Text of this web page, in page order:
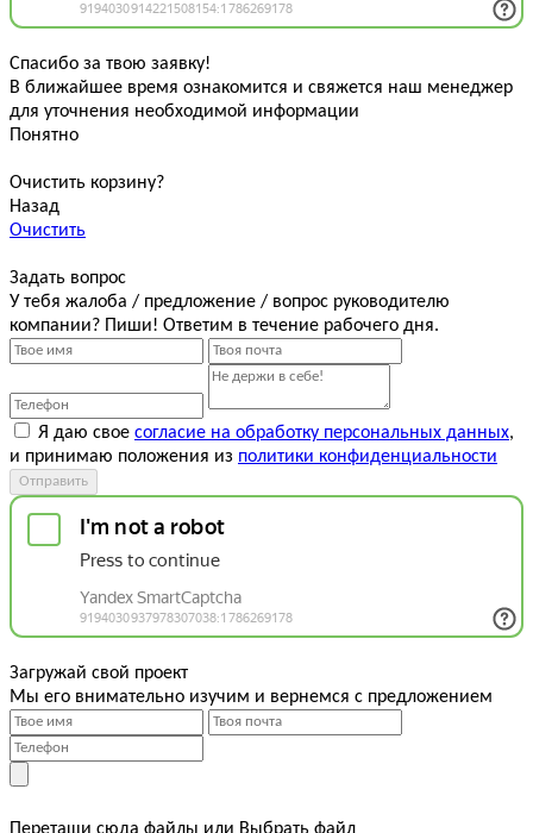
Спасибо за твою заявку!
В ближайшее время ознакомится и свяжется наш менеджер
для уточнения необходимой информации
Понятно
Очистить корзину?
Назад
Очистить
Задать вопрос
У тебя жалоба / предложение / вопрос руководителю
компании? Пиши! Ответим в течение рабочего дня.
Я даю свое согласие на обработку персональных данных,
и принимаю положения из политики конфиденциальности
Отправить
Загружай свой проект
Мы его внимательно изучим и вернемся с предложением